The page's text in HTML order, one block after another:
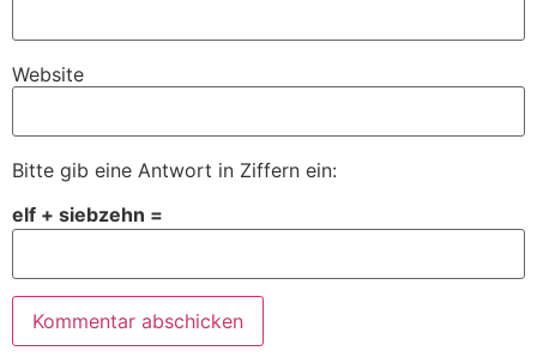
Website
Bitte gib eine Antwort in Ziffern ein:
elf + siebzehn =